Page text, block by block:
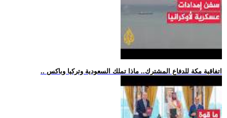
.. اتفاقية مكة للدفاع المشترك.. ماذا تملك السعودية وتركيا وباكس